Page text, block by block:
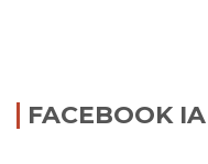
FACEBOOK IA